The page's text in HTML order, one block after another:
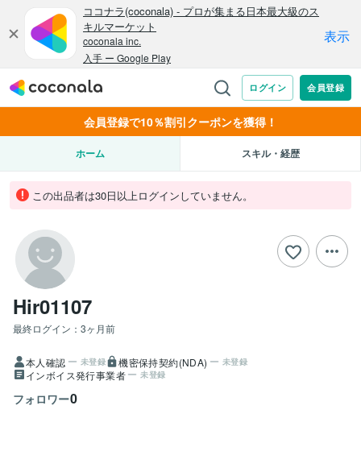
会員登録で10％割引クーポンを獲得！
ホーム スキル・経歴
この出品者は30日以上ログインしていません。
Hir01107
最終ログイン： 3ヶ月前
本人確認 未登録 機密保持契約(NDA) 未登録
インボイス発行事業者 未登録
フォロワー0